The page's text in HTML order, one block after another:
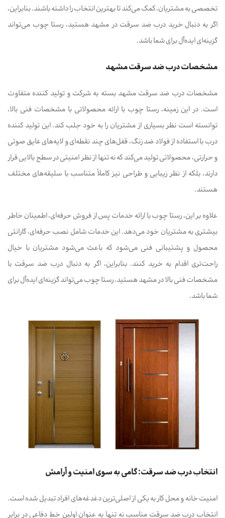
تخصصی به مشتریان، کمک می‌کند تا بهترین انتخاب را داشته باشند. بنابراین،
اگر به دنبال خرید درب ضد سرقت در مشهد هستید، رستا چوب می‌تواند
گزینه‌ای ایده‌آل برای شما باشد.
مشخصات درب ضد سرقت مشهد
مشخصات درب ضد سرقت مشهد بسته به شرکت و تولید کننده متفاوت
است. در این زمینه، رستا چوب با ارائه محصولاتی با مشخصات فنی بالا،
توانسته است نظر بسیاری از مشتریان را به خود جلب کند. این تولید کننده
درب با استفاده از فولاد ضد زنگ، قفل‌های چند نقطه‌ای و لایه‌های عایق صوتی
و حرارتی، محصولاتی تولید می‌کند که نه تنها از نظر امنیتی در سطح بالایی قرار
دارند، بلکه از نظر زیبایی و طراحی نیز کاملاً متناسب با سلیقه‌های مختلف
هستند.
علاوه بر این، رستا چوب با ارائه خدمات پس از فروش حرفه‌ای، اطمینان خاطر
بیشتری به مشتریان خود می‌دهد. این خدمات شامل نصب حرفه‌ای، گارانتی
محصول و پشتیبانی فنی می‌شود که باعث می‌شود مشتریان با خیال
راحت‌تری اقدام به خرید کنند. بنابراین، اگر به دنبال درب ضد سرقت با
مشخصات فنی بالا در مشهد هستید، رستا چوب می‌تواند گزینه‌ای ایده‌آل برای
شما باشد.
انتخاب درب ضد سرقت: گامی به سوی امنیت و آرامش
امنیت خانه و محل کار به یکی از اصلی‌ترین دغدغه‌های افراد تبدیل شده است.
انتخاب درب ضد سرقت مناسب نه تنها به عنوان اولین خط دفاعی در برابر